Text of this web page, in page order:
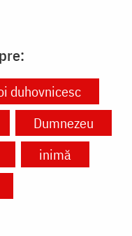
duhovnicesc
Dumnezeu
inimă